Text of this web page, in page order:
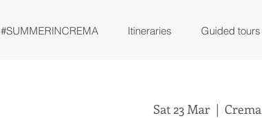
#SUMMERINCREMA Itineraries Guided tours
Sat 23 Mar
  |
Crema